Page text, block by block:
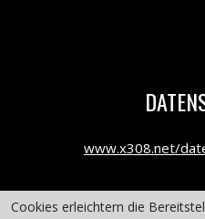
www.x308.net/
Cookies erleichtern die